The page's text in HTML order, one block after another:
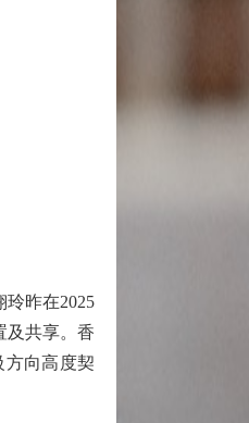
昨在2025
及共享。香
方向高度契